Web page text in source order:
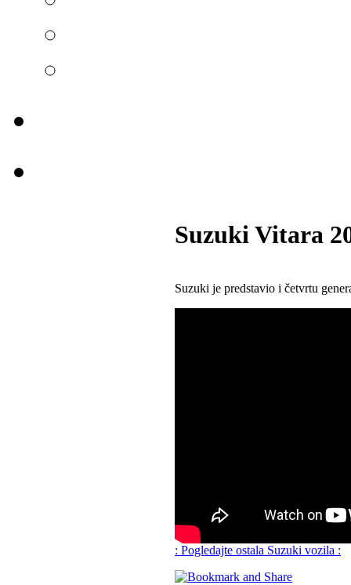
Suzuki Vitara
Suzuki je predstavio i četvrtu
: Pogledajte ostala Suzuki vozila :